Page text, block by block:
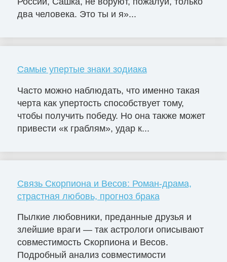
два человека. Это ты и я»...
Самые упертые знаки зодиака
Часто можно наблюдать, что именно такая
черта как упертость способствует тому,
чтобы получить победу. Но она также может
привести «к граблям», удар к...
Связь Скорпиона и Весов: Роман-драма,
страстная любовь, прогноз брака
Пылкие любовники, преданные друзья и
злейшие враги — так астрологи описывают
совместимость Скорпиона и Весов.
Подробный анализ совместимости